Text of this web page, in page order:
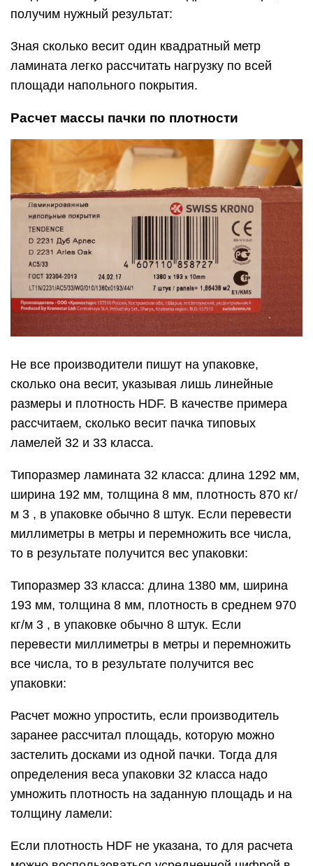
получим нужный результат:
Зная сколько весит один квадратный метр
ламината легко рассчитать нагрузку по всей
площади напольного покрытия.
Расчет массы пачки по плотности
Не все производители пишут на упаковке,
сколько она весит, указывая лишь линейные
размеры и плотность HDF. В качестве примера
рассчитаем, сколько весит пачка типовых
ламелей 32 и 33 класса.
Типоразмер ламината 32 класса: длина 1292 мм,
ширина 192 мм, толщина 8 мм, плотность 870 кг/
м 3 , в упаковке обычно 8 штук. Если перевести
миллиметры в метры и перемножить все числа,
то в результате получится вес упаковки:
Типоразмер 33 класса: длина 1380 мм, ширина
193 мм, толщина 8 мм, плотность в среднем 970
кг/м 3 , в упаковке обычно 8 штук. Если
перевести миллиметры в метры и перемножить
все числа, то в результате получится вес
упаковки:
Расчет можно упростить, если производитель
заранее рассчитал площадь, которую можно
застелить досками из одной пачки. Тогда для
определения веса упаковки 32 класса надо
умножить плотность на заданную площадь и на
толщину ламели:
Если плотность HDF не указана, то для расчета